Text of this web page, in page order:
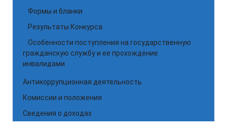
Формы и бланки
Результаты Конкурса
Особенности поступления на государственную
гражданскую службу и ее прохождение
инвалидами
Антикоррупционная деятельность
Комиссии и положения
Сведения о доходах